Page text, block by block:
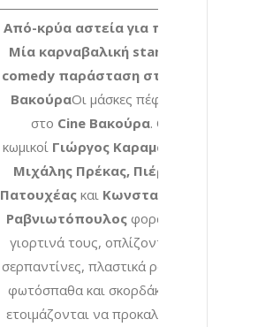
Από-κρύα αστεία για πάντα:
Μία καρναβαλική stand-up
comedy παράσταση στο Cine
ΒακούραΟι μάσκες πέφτουν
στο Cine Βακούρα. Οι
κωμικοί Γιώργος Καραμανλής,
Μιχάλης Πρέκας, Πιέρρος
Πατουχέαςκαι Κωνσταντίνος
Ραβνιωτόπουλος φοράνε τα
γιορτινά τους, οπλίζονται με
σερπαντίνες, πλαστικά ρόπαλα,
φωτόσπαθα και σκορδάκια και
ετοιμάζονται να προκαλέσουν